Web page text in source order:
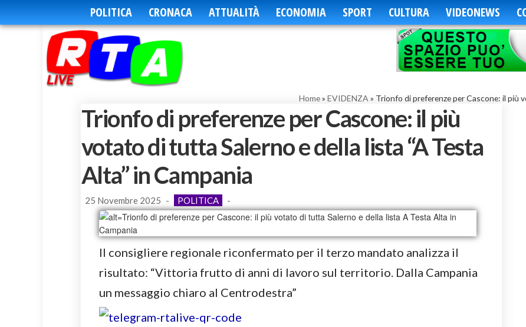
POLITICA CRONACA ATTUALITÀ ECONOMIA SPORT CULTURA VIDEONEWS
Home» EVIDENZA » Trionfo di preferenze per Cascone: il più
Trionfo di preferenze per Cascone: il più
votato di tutta Salerno e della lista “A Testa
Alta” in Campania
25 Novembre 2025 - POLITICA -
Il consigliere regionale riconfermato per il terzo mandato analizza il
risultato: “Vittoria frutto di anni di lavoro sul territorio. Dalla Campania
un messaggio chiaro al Centrodestra”